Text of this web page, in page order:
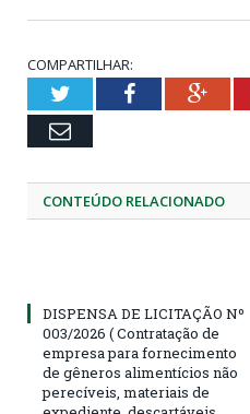
COMPARTILHAR:
TwitterFacebook
Email
CONTEÚDO RELACIONADO
DISPENSA DE LICITAÇÃO Nº
003/2026 ( Contratação de
empresa para fornecimento
de gêneros alimentícios não
perecíveis, materiais de